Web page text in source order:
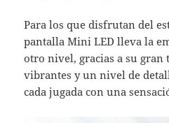
Para los que disfrutan del
pantalla Mini LED lleva la
otro nivel, gracias a su gran
vibrantes y un nivel de
cada jugada con una